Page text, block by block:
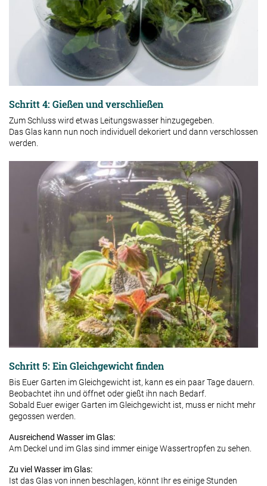
Schritt 4: Gießen und verschließen
Zum Schluss wird etwas Leitungswasser hinzugegeben.
Das Glas kann nun noch individuell dekoriert und dann verschlossen
werden.
Schritt 5: Ein Gleichgewicht finden
Bis Euer Garten im Gleichgewicht ist, kann es ein paar Tage dauern.
Beobachtet ihn und öffnet oder gießt ihn nach Bedarf.
Sobald Euer ewiger Garten im Gleichgewicht ist, muss er nicht mehr
gegossen werden.
Ausreichend Wasser im Glas:
Am Deckel und im Glas sind immer einige Wassertropfen zu sehen.
Zu viel Wasser im Glas:
Ist das Glas von innen beschlagen, könnt Ihr es einige Stunden